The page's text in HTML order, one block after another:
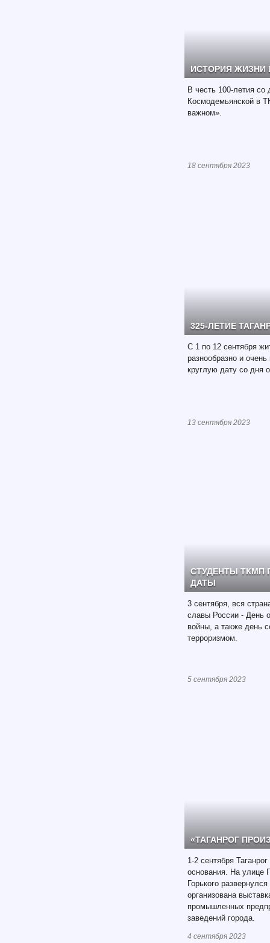
ИСТОРИЯ ЖИЗНИ
В честь 100-летия
Космодемьянской в
важном».
18 сентября 2023
325-ЛЕТИЕ
С 1 по 12 сентября
разнообразно и
круглую дату со дня
13 сентября 2023
СТУДЕНТЫ ТКМП
ДАТЫ
3 сентября, вся
славы России - День
войны, а также день
терроризмом.
5 сентября 2023
«ТАГАНРОГ
1-2 сентября
основания. На улице
Горького
организована
промышленных
заведений города.
4 сентября 2023